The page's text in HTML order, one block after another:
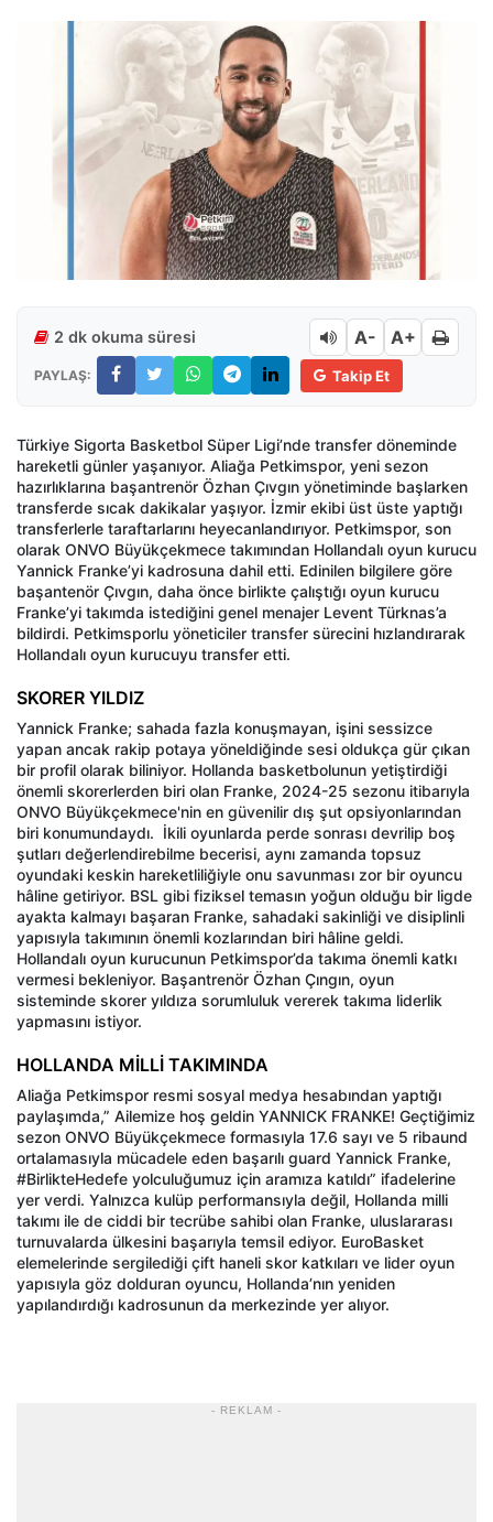
2 dk okuma süresi A- A+
PAYLAŞ: Takip Et
Türkiye Sigorta Basketbol Süper Ligi’nde transfer döneminde
hareketli günler yaşanıyor. Aliağa Petkimspor, yeni sezon
hazırlıklarına başantrenör Özhan Çıvgın yönetiminde başlarken
transferde sıcak dakikalar yaşıyor. İzmir ekibi üst üste yaptığı
transferlerle taraftarlarını heyecanlandırıyor. Petkimspor, son
olarak ONVO Büyükçekmece takımından Hollandalı oyun kurucu
Yannick Franke’yi kadrosuna dahil etti. Edinilen bilgilere göre
başantenör Çıvgın, daha önce birlikte çalıştığı oyun kurucu
Franke’yi takımda istediğini genel menajer Levent Türknas’a
bildirdi. Petkimsporlu yöneticiler transfer sürecini hızlandırarak
Hollandalı oyun kurucuyu transfer etti.
SKORER YILDIZ
Yannick Franke; sahada fazla konuşmayan, işini sessizce
yapan ancak rakip potaya yöneldiğinde sesi oldukça gür çıkan
bir profil olarak biliniyor. Hollanda basketbolunun yetiştirdiği
önemli skorerlerden biri olan Franke, 2024-25 sezonu itibarıyla
ONVO Büyükçekmece'nin en güvenilir dış şut opsiyonlarından
biri konumundaydı. İkili oyunlarda perde sonrası devrilip boş
şutları değerlendirebilme becerisi, aynı zamanda topsuz
oyundaki keskin hareketliliğiyle onu savunması zor bir oyuncu
hâline getiriyor. BSL gibi fiziksel temasın yoğun olduğu bir ligde
ayakta kalmayı başaran Franke, sahadaki sakinliği ve disiplinli
yapısıyla takımının önemli kozlarından biri hâline geldi.
Hollandalı oyun kurucunun Petkimspor’da takıma önemli katkı
vermesi bekleniyor. Başantrenör Özhan Çıngın, oyun
sisteminde skorer yıldıza sorumluluk vererek takıma liderlik
yapmasını istiyor.
HOLLANDA MİLLİ TAKIMINDA
Aliağa Petkimspor resmi sosyal medya hesabından yaptığı
paylaşımda,” Ailemize hoş geldin YANNICK FRANKE! Geçtiğimiz
sezon ONVO Büyükçekmece formasıyla 17.6 sayı ve 5 ribaund
ortalamasıyla mücadele eden başarılı guard Yannick Franke,
#BirlikteHedefe yolculuğumuz için aramıza katıldı” ifadelerine
yer verdi. Yalnızca kulüp performansıyla değil, Hollanda milli
takımı ile de ciddi bir tecrübe sahibi olan Franke, uluslararası
turnuvalarda ülkesini başarıyla temsil ediyor. EuroBasket
elemelerinde sergilediği çift haneli skor katkıları ve lider oyun
yapısıyla göz dolduran oyuncu, Hollanda’nın yeniden
yapılandırdığı kadrosunun da merkezinde yer alıyor.
- REKLAM -